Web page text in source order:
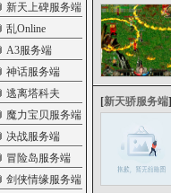
新天上碑服务端
乱Online
A3服务端
神话服务端
逃离塔科夫
魔力宝贝服务端
决战服务端
冒险岛服务端
剑侠情缘服务端
[新天骄服务端]